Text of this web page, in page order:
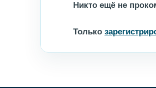
Никто ещё не
Только